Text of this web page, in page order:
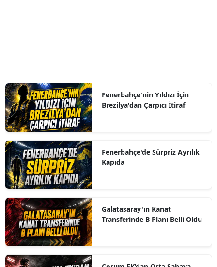
Fenerbahçe'nin Yıldızı İçin
Brezilya'dan Çarpıcı İtiraf
Fenerbahçe'de Sürpriz Ayrılık
Kapıda
Galatasaray'ın Kanat
Transferinde B Planı Belli Oldu